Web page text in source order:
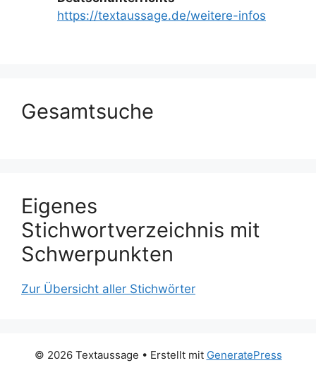
https://textaussage.de/weitere-infos
Gesamtsuche
Eigenes
Stichwortverzeichnis mit
Schwerpunkten
Zur Übersicht aller Stichwörter
© 2026 Textaussage • Erstellt mit GeneratePress